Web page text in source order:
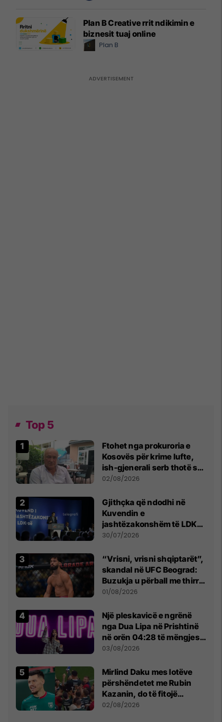
Plan B Creative rrit ndikimin e
biznesit tuaj online
Plan B
Top 5
Ftohet nga prokuroria e
Kosovës për krime lufte,
ish-gjenerali serb thotë se
dikush e tradhtoi në
02/08/2026
Gjithçka që ndodhi në
Kuvendin e
jashtëzakonshëm të LDK-
së
30/07/2026
“Vrisni, vrisni shqiptarët”,
skandal në UFC Beograd:
Buzukja u përball me thirrje
anti-shqiptare nga
01/08/2026
Një pleskavicë e ngrënë
nga Dua Lipa në Prishtinë
në orën 04:28 të mëngjesit
- dhe bota digjitale serbe
03/08/2026
Mirlind Daku mes lotëve
përshëndetet me Rubin
Kazanin, do të fitojë
miliona te Spartak Moska
02/08/2026